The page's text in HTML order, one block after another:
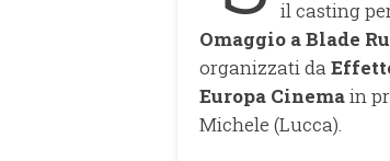
il casting
Omaggio a Blade
organizzati da
Europa Cinemain
Michele (Lucca).